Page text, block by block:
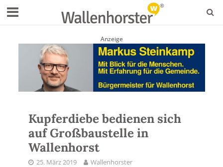
Anzeige
Kupferdiebe bedienen sich
auf Großbaustelle in
Wallenhorst
25. März 2019
Wallenhorster